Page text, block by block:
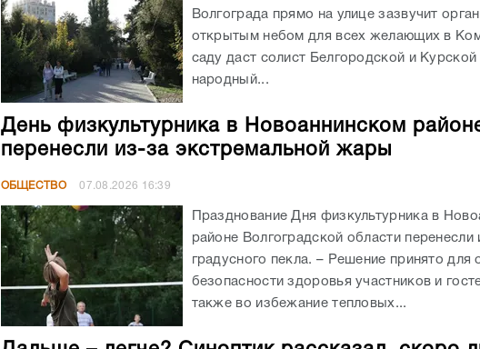
Волгограда прямо на улице зазвучит
открытым небом для всех желающих в
саду даст солист Белгородской и
народный...
День физкультурника в Новоаннинском
перенесли из-за экстремальной жары
ОБЩЕСТВО 07.08.2026 16:39
Празднование Дня физкультурника в
районе Волгоградской области перенесли
градусного пекла. – Решение принято для
безопасности здоровья участников и
также во избежание тепловых...